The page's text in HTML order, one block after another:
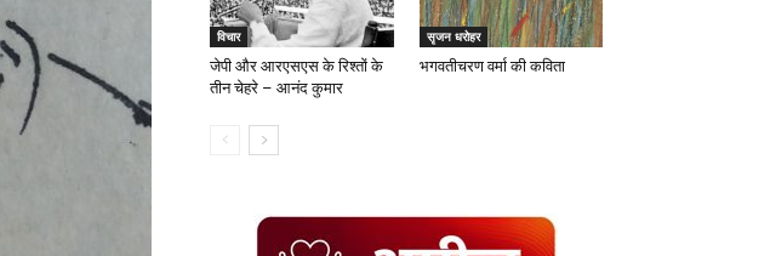
विचार
जेपी और आरएसएस के रिश्तों के
तीन चेहरे – आनंद कुमार
सृजन धरोहर
भगवतीचरण वर्मा की कविता